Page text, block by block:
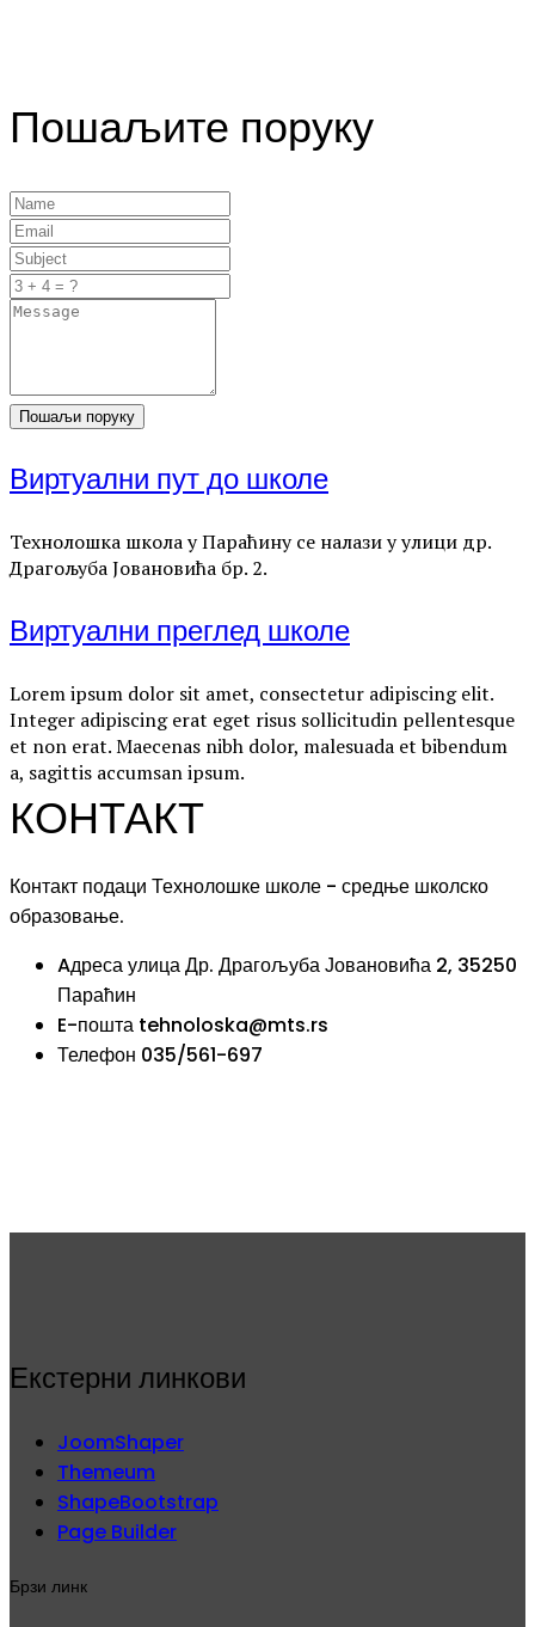
Пошаљите поруку
Пошаљи поруку
Виртуални пут до школе
Технолошка школа у Параћину се налази у улици др.
Драгољуба Јовановића бр. 2.
Виртуални преглед школе
Lorem ipsum dolor sit amet, consectetur adipiscing elit.
Integer adipiscing erat eget risus sollicitudin pellentesque
et non erat. Maecenas nibh dolor, malesuada et bibendum
a, sagittis accumsan ipsum.
КОНТАКТ
Контакт подаци Технолошке школе - средње школско
образовање.
Aдресаулица Др. Драгољуба Јовановића 2, 35250
Параћин
E-пошта tehnoloska@mts.rs
Телефон 035/561-697
Екстерни линкови
JoomShaper
Themeum
ShapeBootstrap
Page Builder
Брзи линк